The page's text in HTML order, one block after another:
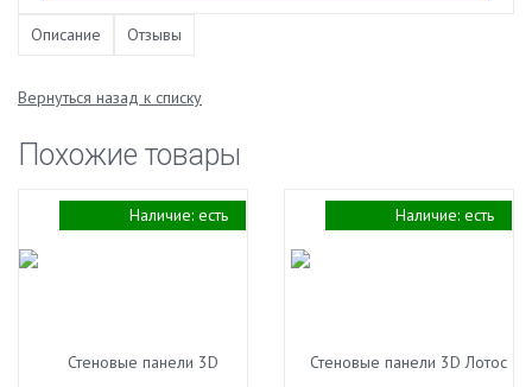
Описание Отзывы
Вернуться назад к списку
Похожие товары
Наличие: есть Наличие: есть